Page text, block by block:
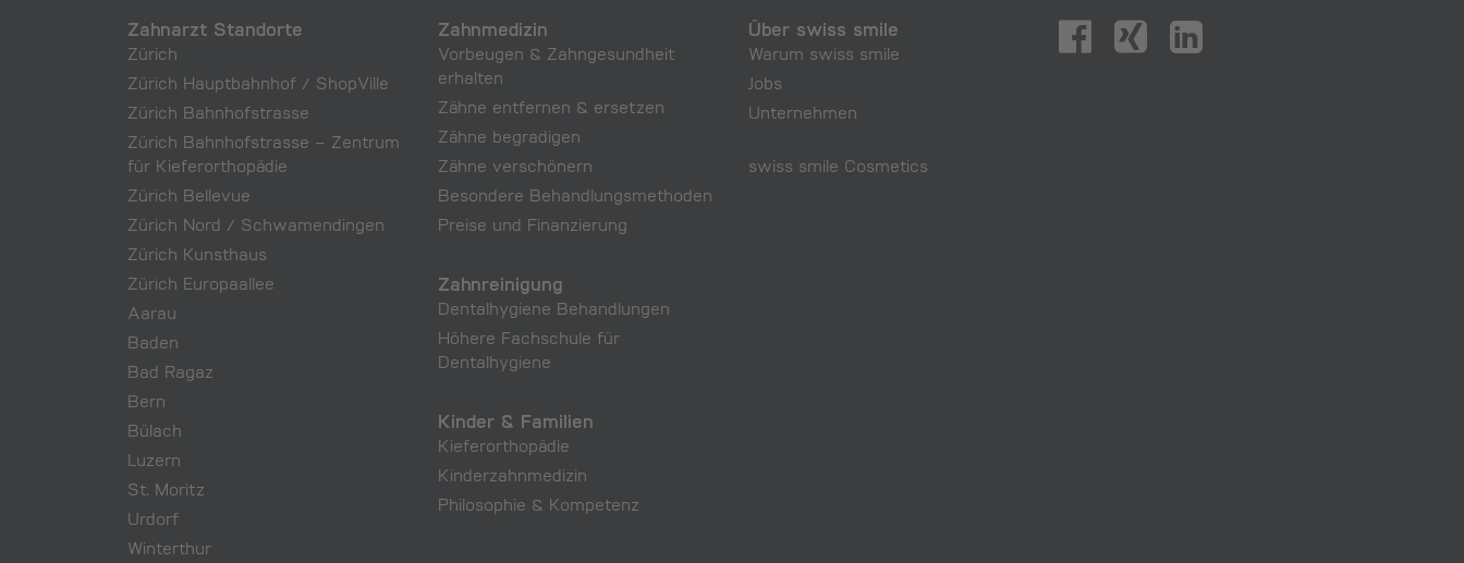
Zahnarzt Standorte
Zürich
Zürich Hauptbahnhof / ShopVille
Zürich Bahnhofstrasse
Zürich Bahnhofstrasse – Zentrum
für Kieferorthopädie
Zürich Bellevue
Zürich Nord / Schwamendingen
Zürich Kunsthaus
Zürich Europaallee
Aarau
Baden
Bad Ragaz
Bern
Bülach
Luzern
St. Moritz
Urdorf
Winterthur
Zahnmedizin
Vorbeugen & Zahngesundheit
erhalten
Zähne entfernen & ersetzen
Zähne begradigen
Zähne verschönern
Besondere Behandlungs­methoden
Preise und Finanzierung
Zahnreinigung
Dentalhygiene Behandlungen
Höhere Fachschule für
Dentalhygiene
Kinder & Familien
Kieferorthopädie
Kinderzahnmedizin
Philosophie & Kompetenz
Über swiss smile
Warum swiss smile
Jobs
Unternehmen
swiss smile Cosmetics